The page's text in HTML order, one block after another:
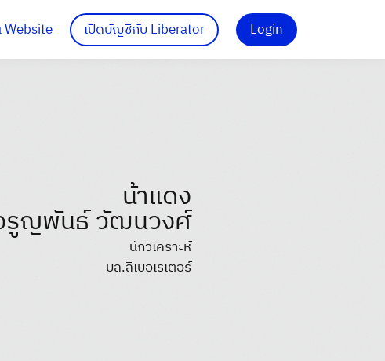
Website เปิดบัญชีกับ Liberator Login
น้าแดง
รูญพันธ์ วัฒนวงศ์
นักวิเคราะห์
บล.ลิเบอเรเตอร์